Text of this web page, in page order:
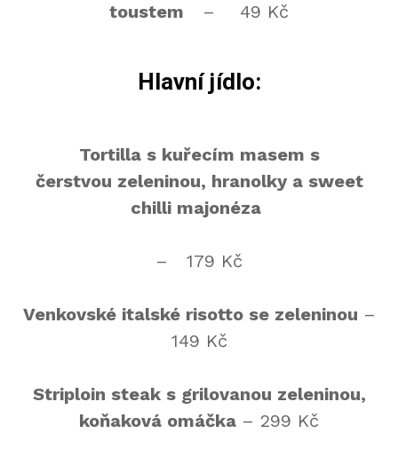
toustem – 49 Kč
Hlavní jídlo:
Tortilla s kuřecím masem s
čerstvou zeleninou, hranolky a sweet
chilli majonéza
– 179 Kč
Venkovské italské risotto se zeleninou –
149 Kč
Striploin steak s grilovanou zeleninou,
koňaková omáčka – 299 Kč